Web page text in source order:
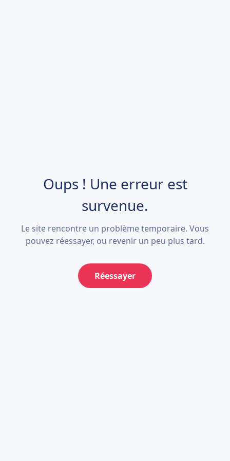
Oups ! Une erreur est
survenue.
Le site rencontre un problème temporaire. Vous
pouvez réessayer, ou revenir un peu plus tard.
Réessayer